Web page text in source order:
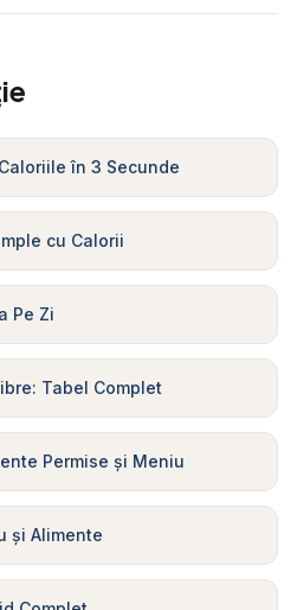
în 3 Secunde
cu Calorii
Pe Zi
Tabel Complet
Permise și Meniu
și Alimente